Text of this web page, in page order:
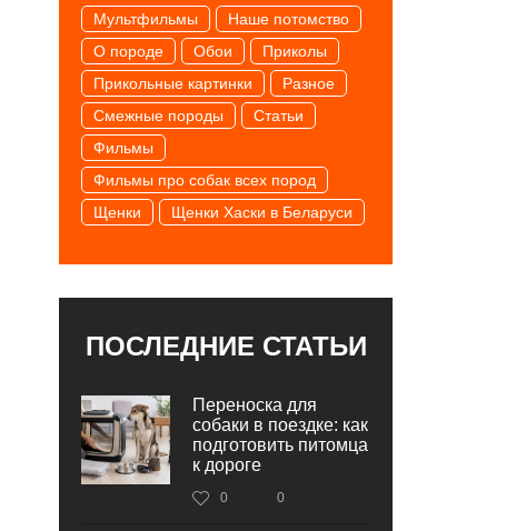
Мультфильмы
Наше потомство
О породе
Обои
Приколы
Прикольные картинки
Разное
Смежные породы
Статьи
Фильмы
Фильмы про собак всех пород
Щенки
Щенки Хаски в Беларуси
ПОСЛЕДНИЕ СТАТЬИ
Переноска для
собаки в поездке: как
подготовить питомца
к дороге
0 0